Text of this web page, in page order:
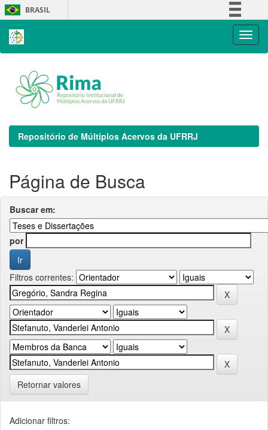
Skip
navigation
BRASIL
Repositório de Múltiplos Acervos da UFRRJ
Página de Busca
Buscar em:
por
Filtros correntes:
Retornar valores
Adicionar filtros: